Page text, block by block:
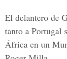
El delantero de
tanto a Portugal
África en un